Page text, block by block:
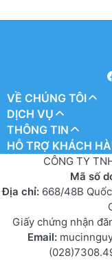
VỀ CHÚNG TÔI
DỊCH VỤ
THÔNG TIN
HỖ TRỢ KHÁCH
CÔNG TY
Mã số
Địa chỉ: 668/48B
Giấy chứng nhận
Email: